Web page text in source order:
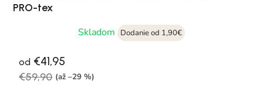
PRO-tex
Skladom
Dodanie od 1,90€
od €41,95
€59,90 (až –29 %)